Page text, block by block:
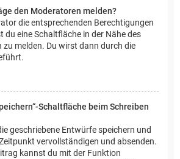
den Moderatoren melden?
die entsprechenden Berechtigungen
du eine Schaltfläche in der Nähe des
zu melden. Du wirst dann durch die
Schaltfläche beim Schreiben
geschriebene Entwürfe speichern und
vervollständigen und absenden.
kannst du mit der Funktion